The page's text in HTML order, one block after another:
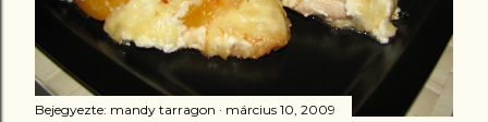
Bejegyezte: mandy tarragon március 10, 2009